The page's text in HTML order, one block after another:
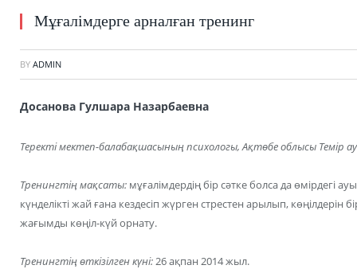
Мұғалімдерге арналған тренинг
BY ADMIN
Досанова Гулшара Назарбаевна
Теректі мектеп-балабақшасының психологы, Ақтөбе облысы Темір
Тренингтің мақсаты: мұғалімдердің бір сәтке болса да
күнделікті жай ғана кездесіп жүрген стрестен арылып, көңілдерін
жағымды көңіл-күй орнату.
Тренингтің өткізілген күні:26 ақпан 2014 жыл.